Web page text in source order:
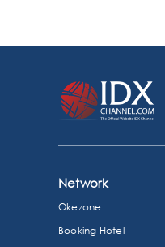
Network
Okezone
Booking Hotel